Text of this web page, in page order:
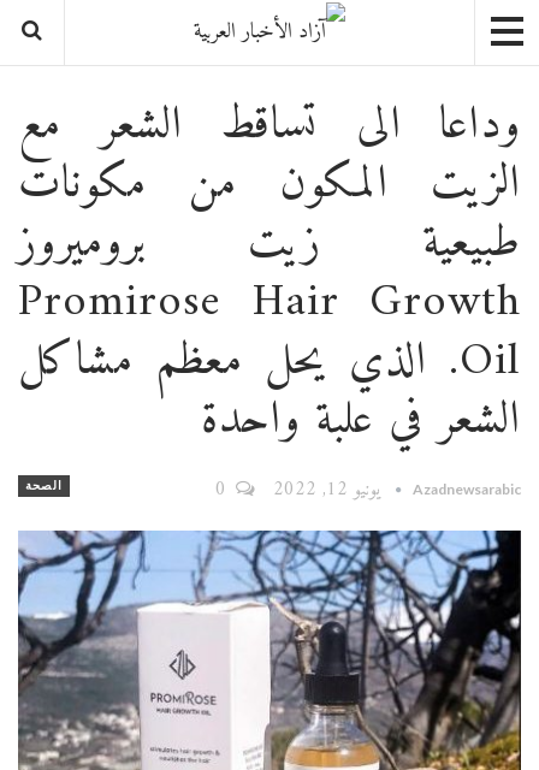
وداعا الى تساقط الشعر مع
الزيت المكون من مكونات
طبيعية زيت بروميروز
Promirose Hair Growth
Oil. الذي يحل معظم مشاكل
الشعر في علبة واحدة
الصحة Azadnewsarabic يونيو 12, 2022